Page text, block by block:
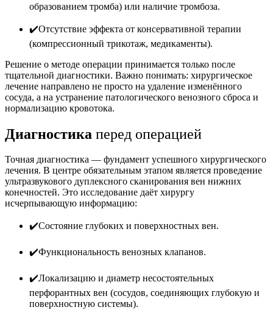
образованием тромба) или наличие тромбоза.
✔️Отсутствие эффекта от консервативной терапии
(компрессионный трикотаж, медикаменты).
Решение о методе операции принимается только после
тщательной диагностики. Важно понимать: хирургическое
лечение направлено не просто на удаление изменённого
сосуда, а на устранение патологического венозного сброса и
нормализацию кровотока.
Диагностика перед операцией
Точная диагностика — фундамент успешного хирургического
лечения. В центре обязательным этапом является проведение
ультразвукового дуплексного сканирования вен нижних
конечностей. Это исследование даёт хирургу
исчерпывающую информацию:
✔️Состояние глубоких и поверхностных вен.
✔️Функциональность венозных клапанов.
✔️Локализацию и диаметр несостоятельных
перфорантных вен (сосудов, соединяющих глубокую и
поверхностную системы).